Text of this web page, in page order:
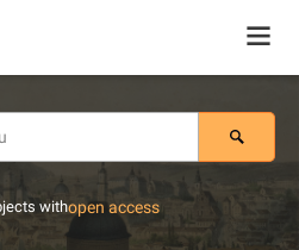
withopen access